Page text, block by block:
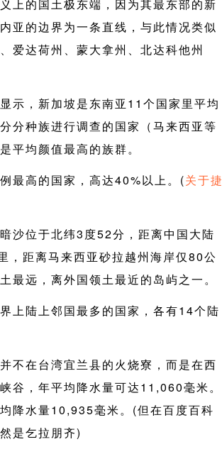
上的国土极东端，因为其最东部的新
亚的边界为一条直线，与此情况类似
爱达荷州、蒙大拿州、北达科他州
示，新加坡是东南亚11个国家里平均
分种族进行调查的国家（马来西亚等
平均颜值最高的族群。
最高的国家，高达40%以上。(关于捷
沙位于北纬3度52分，距离中国大陆
，距离马来西亚砂拉越州海岸仅80公
最远，离外国领土最近的岛屿之一。
上陆上邻国最多的国家，各有14个陆
不在台湾宜兰县的火烧寮，而是在西
谷，年平均降水量可达11,060毫米。
降水量10,935毫米。(但在百度百科
是乞拉朋齐)